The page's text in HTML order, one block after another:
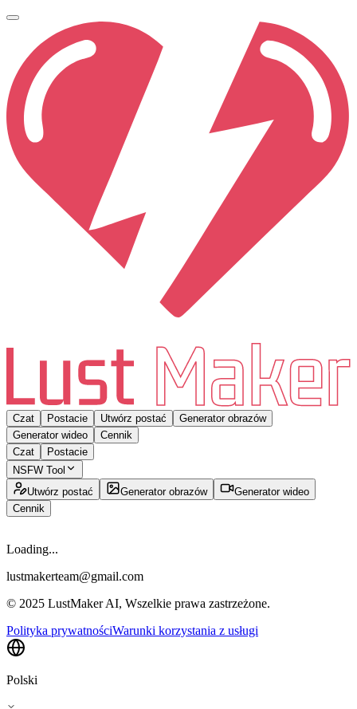
Czat Postacie Utwórz postać
Generator obrazów
Generator wideo
Cennik
Czat
Postacie
NSFW Tool
Utwórz postać
Generator obrazów
Generator wideo
Cennik
Loading...
lustmakerteam@gmail.com
© 2025 LustMaker AI, Wszelkie prawa zastrzeżone.
Polityka prywatnościWarunki korzystania z usługi
Polski